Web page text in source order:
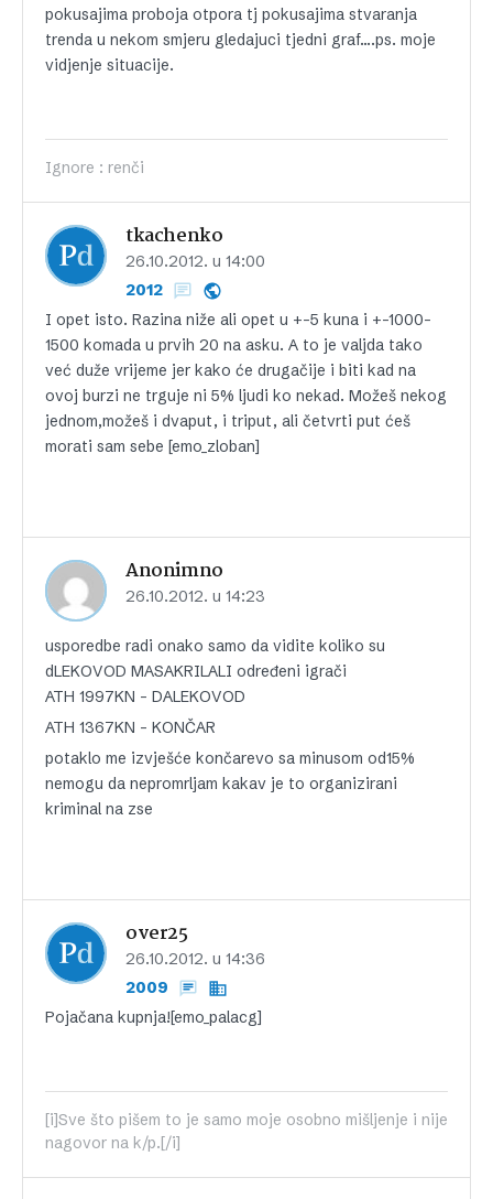
pokusajima proboja otpora tj pokusajima stvaranja
trenda u nekom smjeru gledajuci tjedni graf….ps. moje
vidjenje situacije.
Ignore : renči
tkachenko
26.10.2012. u 14:00
2012
I opet isto. Razina niže ali opet u +-5 kuna i +-1000-
1500 komada u prvih 20 na asku. A to je valjda tako
već duže vrijeme jer kako će drugačije i biti kad na
ovoj burzi ne trguje ni 5% ljudi ko nekad. Možeš nekog
jednom,možeš i dvaput, i triput, ali četvrti put ćeš
morati sam sebe [emo_zloban]
Anonimno
26.10.2012. u 14:23
usporedbe radi onako samo da vidite koliko su
dLEKOVOD MASAKRILALI određeni igrači
ATH 1997KN – DALEKOVOD
ATH 1367KN – KONČAR
potaklo me izvješće končarevo sa minusom od15%
nemogu da nepromrljam kakav je to organizirani
kriminal na zse
over25
26.10.2012. u 14:36
2009
Pojačana kupnja![emo_palacg]
[i]Sve što pišem to je samo moje osobno mišljenje i nije
nagovor na k/p.[/i]